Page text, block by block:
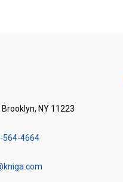
NY 11223
564-4664